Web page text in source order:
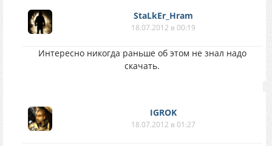
StaLkEr_Hram
18.07.2012 в 00:19
Интересно никогда раньше об этом не знал надо
скачать.
IGROK
18.07.2012 в 01:27